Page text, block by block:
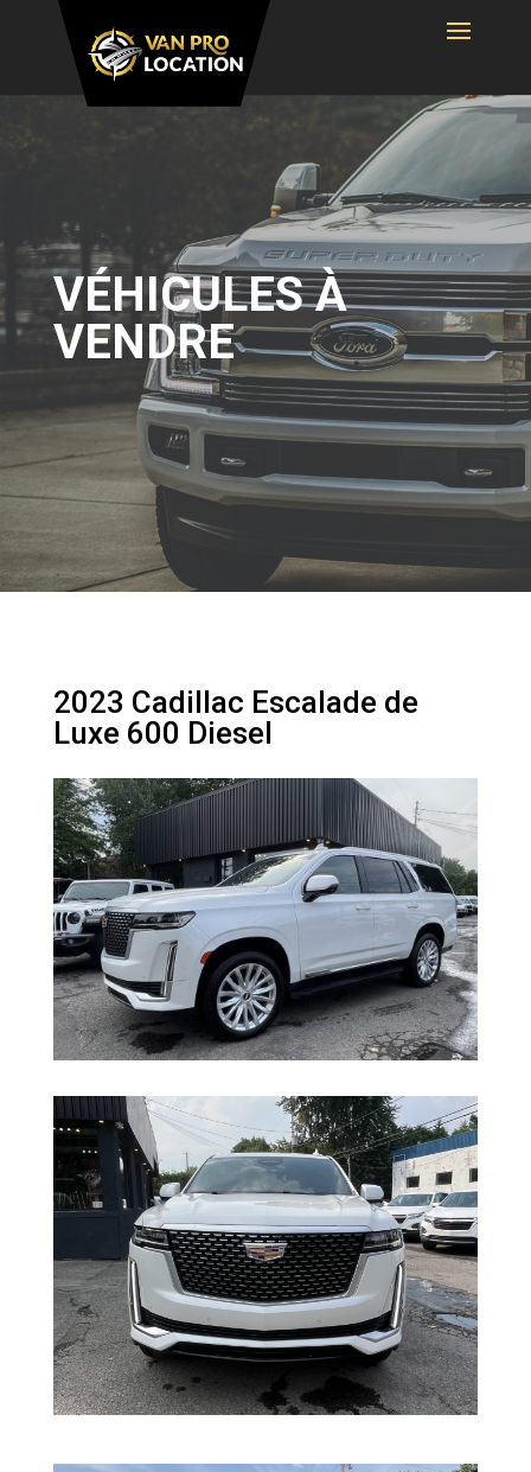
VÉHICULES À
VENDRE
2023 Cadillac Escalade de
Luxe 600 Diesel